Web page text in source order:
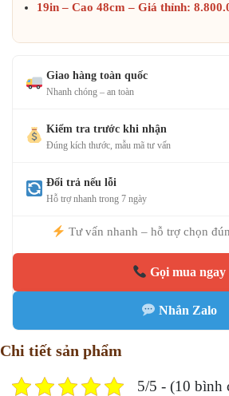
19in – Cao 48cm – Giá thỉnh:
Giao hàng toàn quốc
Nhanh chóng – an toàn
Kiểm tra trước khi nhận
Đúng kích thước, mẫu mã tư vấn
Đổi trả nếu lỗi
Hỗ trợ nhanh trong 7 ngày
Tư vấn nhanh – hỗ trợ chọn
Gọi mua ngay
Nhắn Zalo
Chi tiết sản phẩm
5/5 - (10 bình